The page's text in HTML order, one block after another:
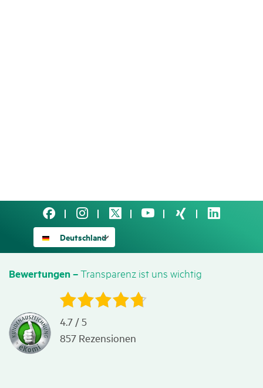
Deutschland
Bewer­tungen –Trans­pa­renz ist uns wichtig
4.7 / 5
857 Rezensionen